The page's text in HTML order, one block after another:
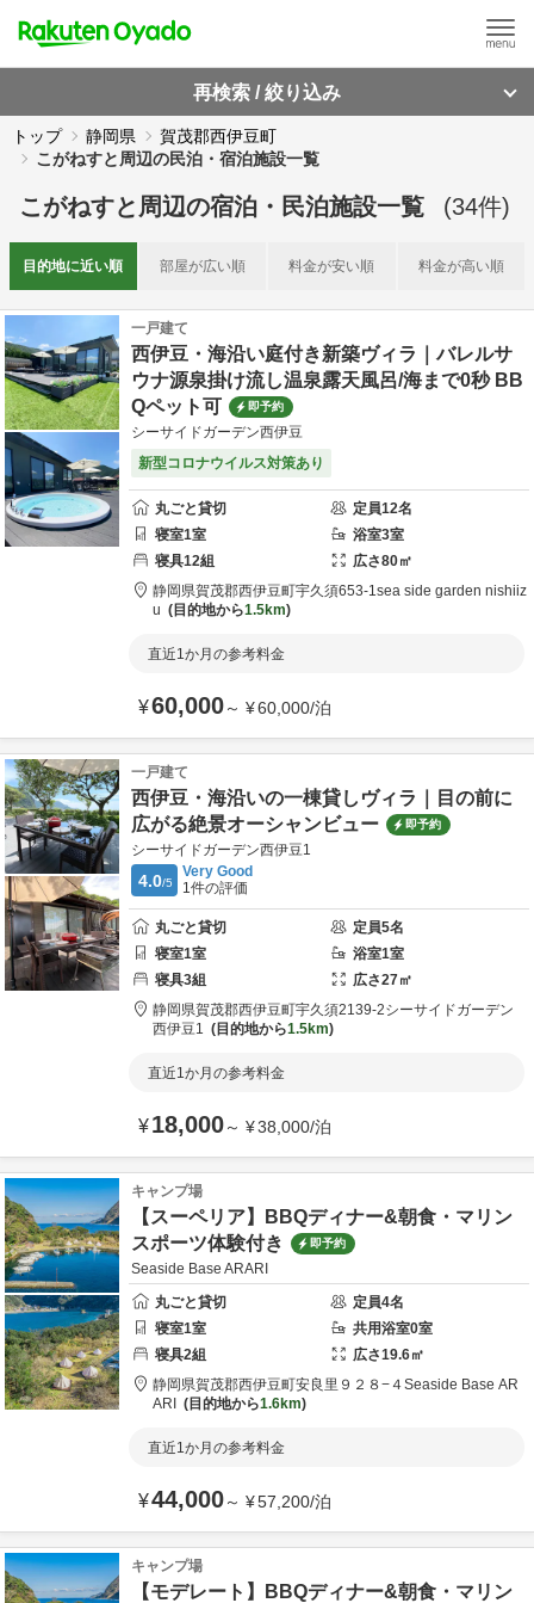
再検索 / 絞り込み
トップ 静岡県
賀茂郡西伊豆町
こがねすと周辺の民泊・宿泊施設一覧
こがねすと周辺の宿泊・民泊施設一覧 (34件)
目的地に近い順 部屋が広い順 料金が安い順 料金が高い順
一戸建て
西伊豆・海沿い庭付き新築ヴィラ｜バレルサ
ウナ源泉掛け流し温泉露天風呂/海まで0秒 BB
Qペット可
即予約
シーサイドガーデン西伊豆
新型コロナウイルス対策あり
丸ごと貸切 定員12名
寝室1室 浴室3室
寝具12組 広さ80㎡
静岡県賀茂郡西伊豆町宇久須653-1sea side garden nishiiz
u
目的地から1.5km
直近1か月の参考料金
¥60,000～ ¥60,000/泊
一戸建て
西伊豆・海沿いの一棟貸しヴィラ｜目の前に
広がる絶景オーシャンビュー
即予約
シーサイドガーデン西伊豆1
4.0/5
Very Good
1件の評価
丸ごと貸切 定員5名
寝室1室 浴室1室
寝具3組 広さ27㎡
静岡県賀茂郡西伊豆町宇久須2139-2シーサイドガーデン
西伊豆1
目的地から1.5km
直近1か月の参考料金
¥18,000～ ¥38,000/泊
キャンプ場
【スーペリア】BBQディナー&朝食・マリン
スポーツ体験付き
即予約
Seaside Base ARARI
丸ごと貸切
定員4名
寝室1室 共用浴室0室
寝具2組 広さ19.6㎡
静岡県賀茂郡西伊豆町安良里９２８−４Seaside Base AR
ARI
目的地から1.6km
直近1か月の参考料金
¥44,000～ ¥57,200/泊
キャンプ場
【モデレート】BBQディナー&朝食・マリン